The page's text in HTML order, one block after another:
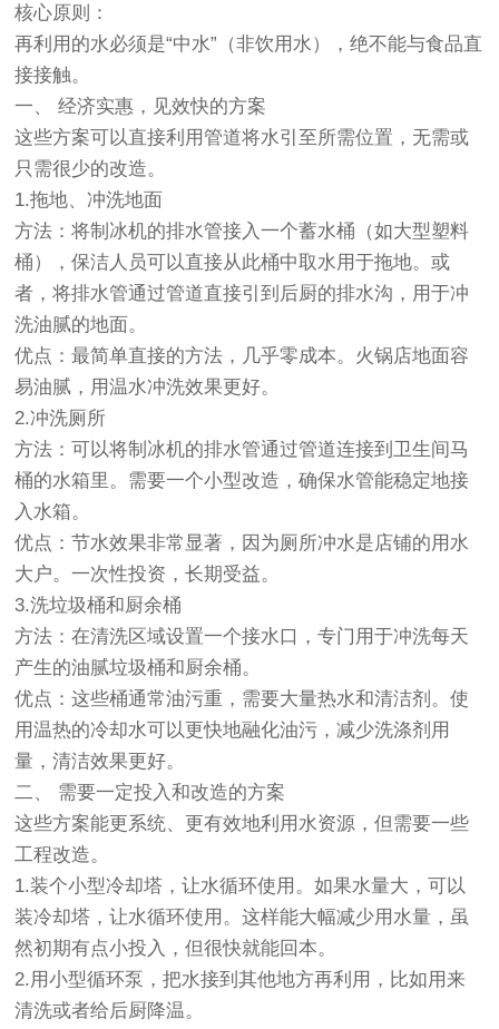
核心原则：
再利用的水必须是“中水”（非饮用水），绝不能与食品直
接接触。
一、 经济实惠，见效快的方案
这些方案可以直接利用管道将水引至所需位置，无需或
只需很少的改造。
1.拖地、冲洗地面
方法：将制冰机的排水管接入一个蓄水桶（如大型塑料
桶），保洁人员可以直接从此桶中取水用于拖地。或
者，将排水管通过管道直接引到后厨的排水沟，用于冲
洗油腻的地面。
优点：最简单直接的方法，几乎零成本。火锅店地面容
易油腻，用温水冲洗效果更好。
2.冲洗厕所
方法：可以将制冰机的排水管通过管道连接到卫生间马
桶的水箱里。需要一个小型改造，确保水管能稳定地接
入水箱。
优点：节水效果非常显著，因为厕所冲水是店铺的用水
大户。一次性投资，长期受益。
3.洗垃圾桶和厨余桶
方法：在清洗区域设置一个接水口，专门用于冲洗每天
产生的油腻垃圾桶和厨余桶。
优点：这些桶通常油污重，需要大量热水和清洁剂。使
用温热的冷却水可以更快地融化油污，减少洗涤剂用
量，清洁效果更好。
二、 需要一定投入和改造的方案
这些方案能更系统、更有效地利用水资源，但需要一些
工程改造。
1.装个小型冷却塔，让水循环使用。如果水量大，可以
装冷却塔，让水循环使用。这样能大幅减少用水量，虽
然初期有点小投入，但很快就能回本。
2.用小型循环泵，把水接到其他地方再利用，比如用来
清洗或者给后厨降温。